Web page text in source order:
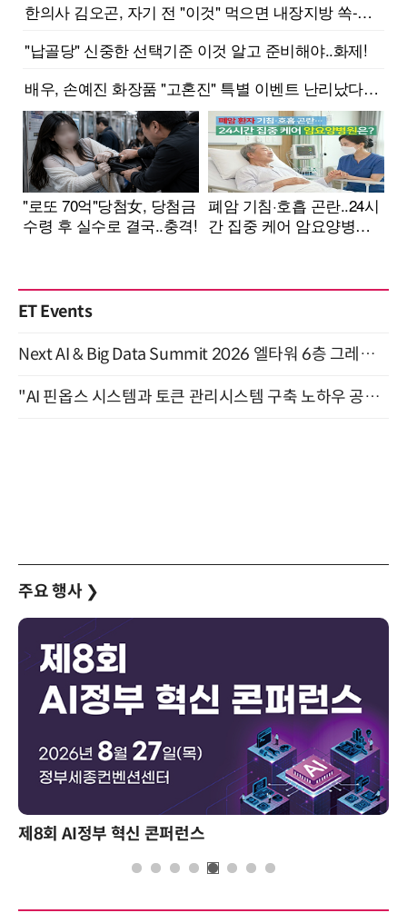
ET Events
Next AI & Big Data Summit 2026 엘타워 6층 그레이스홀 개최 (9/18)
"AI 핀옵스 시스템과 토큰 관리시스템 구축 노하우 공개" 잠실 한국광고문화회관 2층 대회의실 (8/21)
주요 행사 ❯
제8회 AI정부 혁신 콘퍼런스